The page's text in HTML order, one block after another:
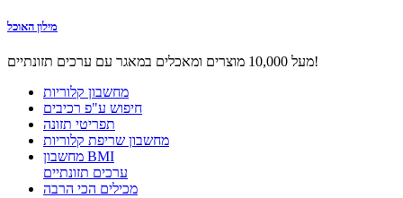
מילון האוכל
מעל 10,000 מוצרים ומאכלים במאגר עם ערכים תזונתיים!
מחשבון קלוריות
חיפוש ע"פ רכיבים
תפריטי תזונה
מחשבון שריפת קלוריות
מחשבון BMI
ערכים תזונתיים
מכילים הכי הרבה